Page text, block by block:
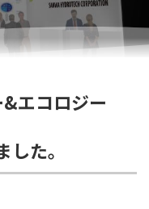
エコロジー
た。